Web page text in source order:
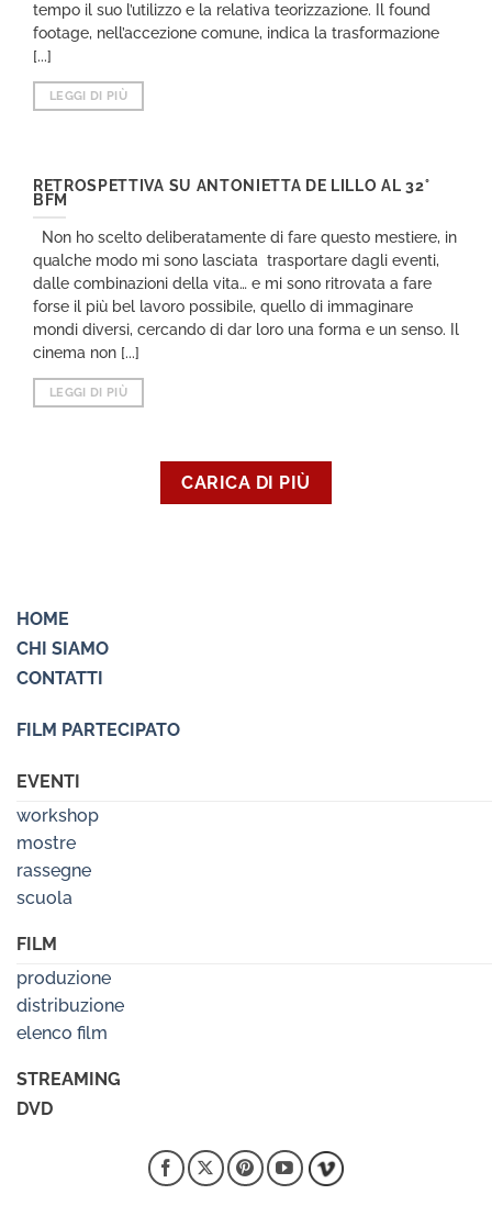
tempo il suo l’utilizzo e la relativa teorizzazione. Il found
footage, nell’accezione comune, indica la trasformazione
[...]
LEGGI DI PIÙ
RETROSPETTIVA SU ANTONIETTA DE LILLO AL 32°
BFM
Non ho scelto deliberatamente di fare questo mestiere, in
qualche modo mi sono lasciata trasportare dagli eventi,
dalle combinazioni della vita… e mi sono ritrovata a fare
forse il più bel lavoro possibile, quello di immaginare
mondi diversi, cercando di dar loro una forma e un senso. Il
cinema non [...]
LEGGI DI PIÙ
CARICA DI PIÙ
HOME
CHI SIAMO
CONTATTI
FILM PARTECIPATO
EVENTI
workshop
mostre
rassegne
scuola
FILM
produzione
distribuzione
elenco film
STREAMING
DVD